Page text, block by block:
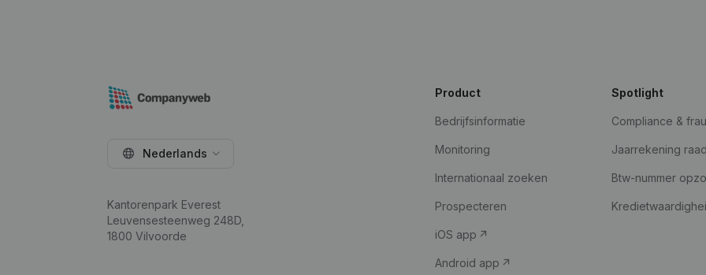
Nederlands
Kantorenpark Everest
Leuvensesteenweg 248D,
1800 Vilvoorde
Product
Bedrijfsinformatie
Monitoring
Internationaal zoeken
Prospecteren
iOS app
Android app
Spotlight
Compliance &
Jaarrekening
Btw-nummer